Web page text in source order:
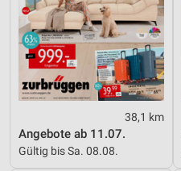
38,1 km
Angebote ab 11.07.
Gültig bis Sa. 08.08.